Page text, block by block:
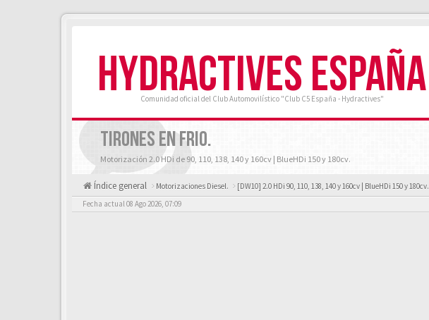
HYDRACTIVES ESPAÑA
Comunidad oficial del Club Automovilístico "Club C5 España - Hydractives"
TIRONES EN FRIO.
Motorización 2.0 HDi de 90, 110, 138, 140 y 160cv | BlueHDi 150 y 180cv.
Índice general Motorizaciones Diesel. [DW10] 2.0 HDi 90, 110, 138, 140 y 160cv | BlueHDi 150 y 180cv.
Fecha actual 08 Ago 2026, 07:09